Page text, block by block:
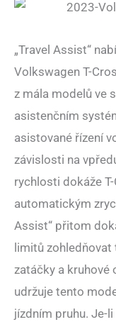
„Travel Assist“
Volkswagen T-
z mála modelů ve
asistenčním
asistované řízení
závislosti na
rychlosti dokáže
automatickým
Assist“ přitom
limitů
zatáčky a kruhové
udržuje tento
jízdním pruhu. Je-